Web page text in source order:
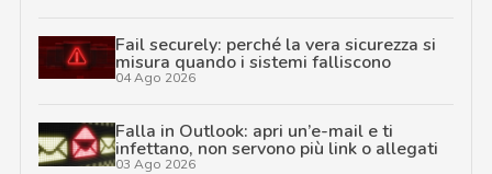
Fail securely: perché la vera sicurezza si
misura quando i sistemi falliscono
04 Ago 2026
Falla in Outlook: apri un’e-mail e ti
infettano, non servono più link o allegati
03 Ago 2026